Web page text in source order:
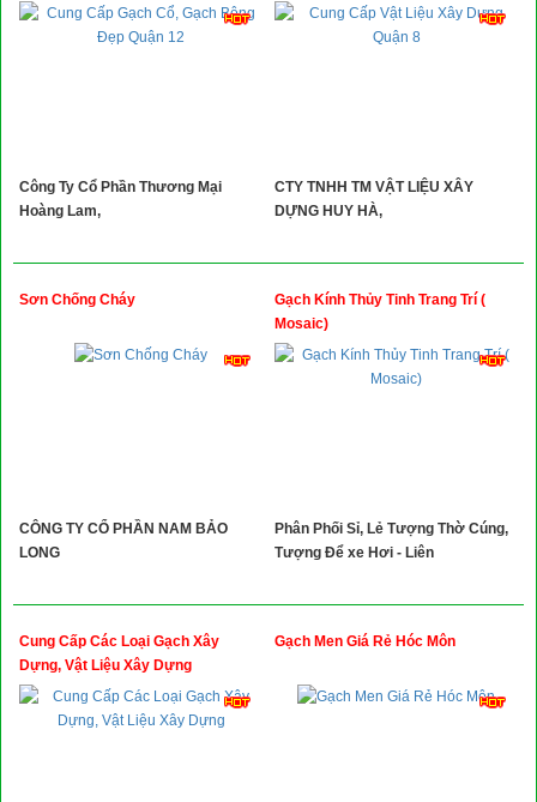
Công Ty Cổ Phần Thương Mại
Hoàng Lam,
CTY TNHH TM VẬT LIỆU XÂY
DỰNG HUY HÀ,
Sơn Chống Cháy
CÔNG TY CỔ PHẦN NAM BẢO
LONG
Gạch Kính Thủy Tinh Trang Trí (
Mosaic)
Phân Phối Sỉ, Lẻ Tượng Thờ Cúng,
Tượng Để xe Hơi - Liên
Cung Cấp Các Loại Gạch Xây
Dựng, Vật Liệu Xây Dựng
Gạch Men Giá Rẻ Hóc Môn